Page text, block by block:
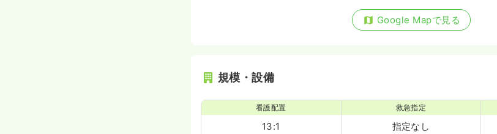
Google Mapで見る
規模・設備
看護配置
13:1
救急指定
指定なし